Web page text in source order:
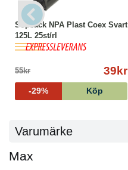
Sopsäck NPA Plast Coex Svart
125L 25st/rl
55kr 39kr
-29% Köp
Varumärke
Max